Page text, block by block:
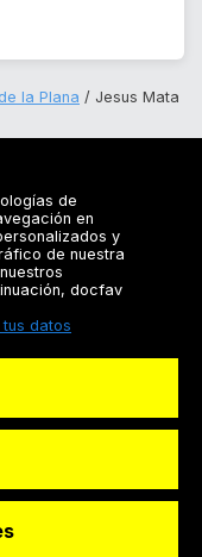
la Plana
Jesus Mata
S.L
de
en
y
de nuestra
docfav
datos